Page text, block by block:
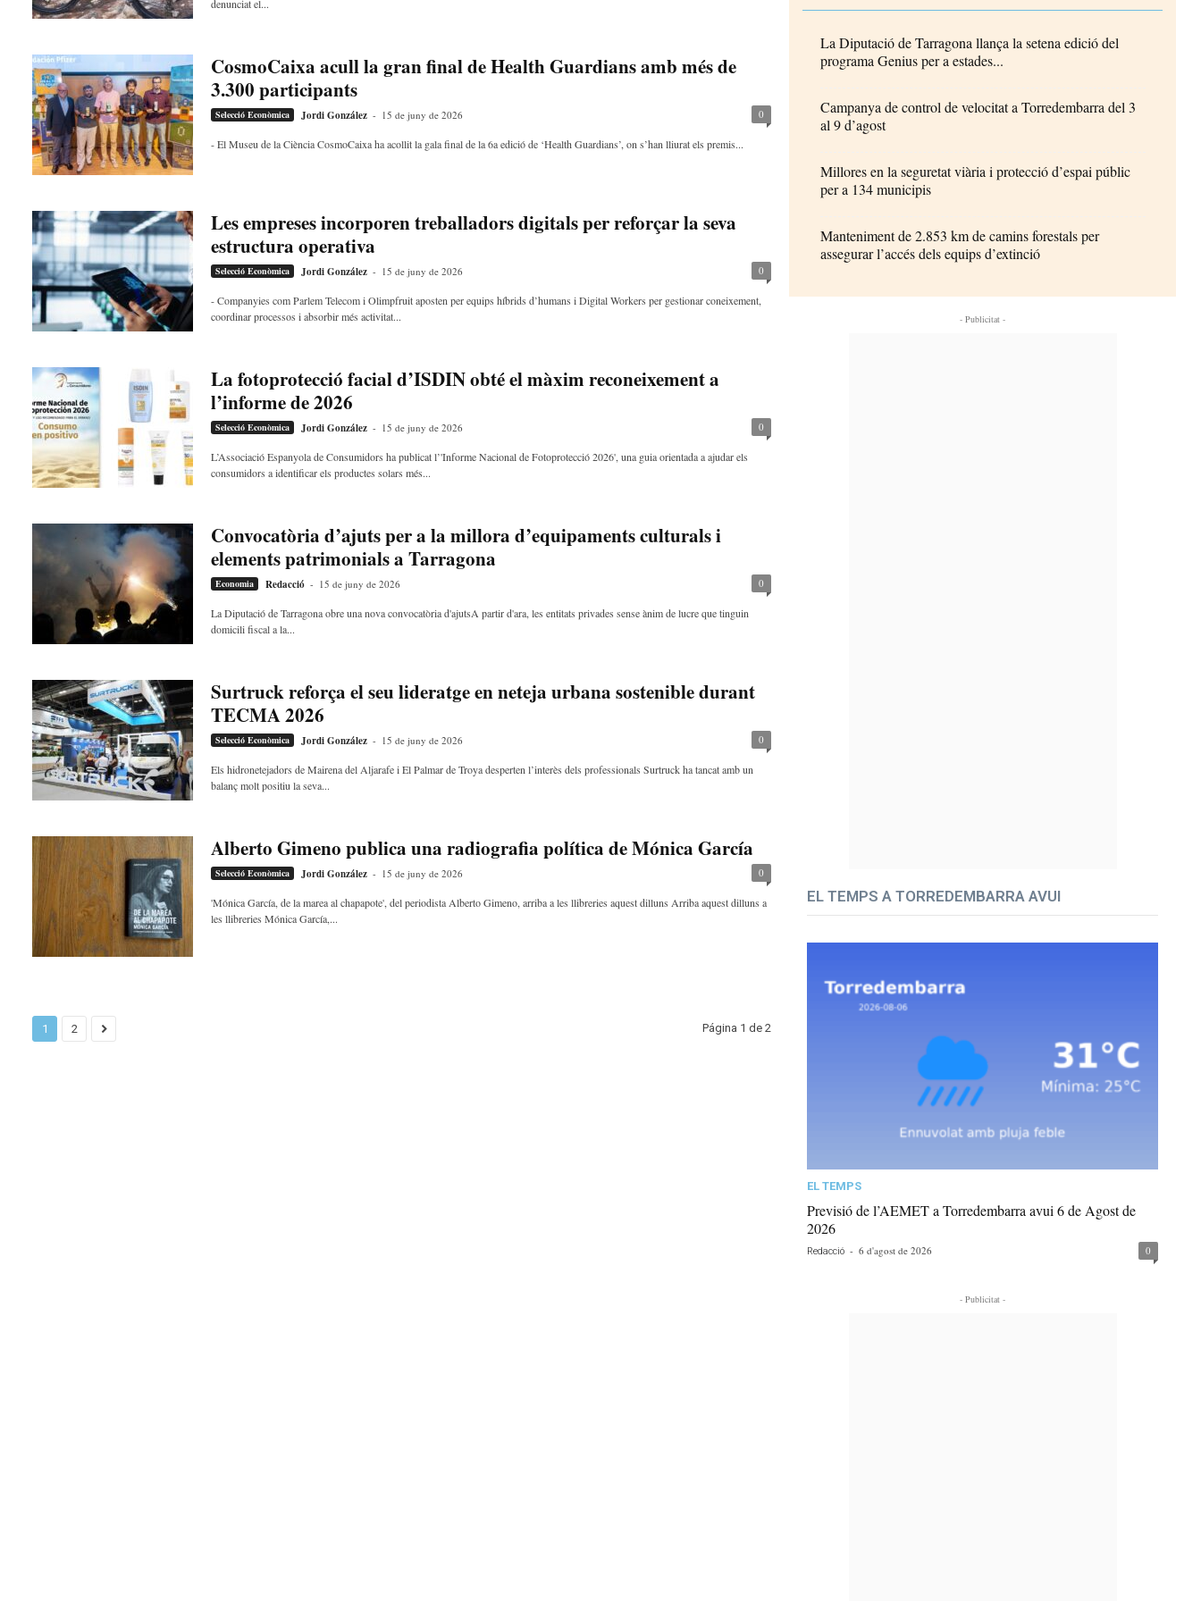
denunciat el...
CosmoCaixa acull la gran final de Health Guardians amb més de
3.300 participants
Selecció Econòmica Jordi González - 15 de juny de 2026 0
- El Museu de la Ciència CosmoCaixa ha acollit la gala final de la 6a edició de ‘Health Guardians’, on s’han lliurat els premis...
Les empreses incorporen treballadors digitals per reforçar la seva
estructura operativa
Selecció Econòmica Jordi González - 15 de juny de 2026 0
- Companyies com Parlem Telecom i Olimpfruit aposten per equips híbrids d’humans i Digital Workers per gestionar coneixement,
coordinar processos i absorbir més activitat...
La fotoprotecció facial d’ISDIN obté el màxim reconeixement a
l’informe de 2026
Selecció Econòmica Jordi González - 15 de juny de 2026 0
L’Associació Espanyola de Consumidors ha publicat l’'Informe Nacional de Fotoprotecció 2026', una guia orientada a ajudar els
consumidors a identificar els productes solars més...
Convocatòria d’ajuts per a la millora d’equipaments culturals i
elements patrimonials a Tarragona
Economia Redacció - 15 de juny de 2026 0
La Diputació de Tarragona obre una nova convocatòria d'ajutsA partir d'ara, les entitats privades sense ànim de lucre que tinguin
domicili fiscal a la...
Surtruck reforça el seu lideratge en neteja urbana sostenible durant
TECMA 2026
Selecció Econòmica Jordi González - 15 de juny de 2026 0
Els hidronetejadors de Mairena del Aljarafe i El Palmar de Troya desperten l’interès dels professionals Surtruck ha tancat amb un
balanç molt positiu la seva...
Alberto Gimeno publica una radiografia política de Mónica García
Selecció Econòmica Jordi González - 15 de juny de 2026 0
'Mónica García, de la marea al chapapote', del periodista Alberto Gimeno, arriba a les llibreries aquest dilluns Arriba aquest dilluns a
les llibreries Mónica García,...
1 2 Página 1 de 2
La Diputació de Tarragona llança la setena edició del
programa Genius per a estades...
Campanya de control de velocitat a Torredembarra del 3
al 9 d’agost
Millores en la seguretat viària i protecció d’espai públic
per a 134 municipis
Manteniment de 2.853 km de camins forestals per
assegurar l’accés dels equips d’extinció
- Publicitat -
EL TEMPS A TORREDEMBARRA AVUI
EL TEMPS
Previsió de l’AEMET a Torredembarra avui 6 de Agost de
2026
Redacció - 6 d'agost de 2026 0
- Publicitat -